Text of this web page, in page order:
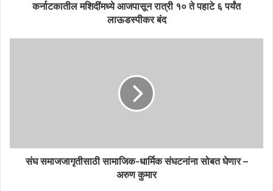
कर्नाटकातील मशिदींमध्ये आजपासून रात्री १० ते पहाटे ६ पर्यंत
लाऊडस्पीकर बंद
संघ समाजजागृतीसाठी सामाजिक-धार्मिक संघटनांना सोबत घेणार –
अरुण कुमार